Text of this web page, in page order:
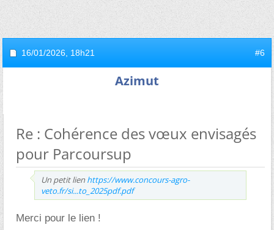
16/01/2026, 18h21 #6
Azimut
Re : Cohérence des vœux envisagés
pour Parcoursup
Un petit lien https://www.concours-agro-
veto.fr/si...to_2025pdf.pdf
Merci pour le lien !